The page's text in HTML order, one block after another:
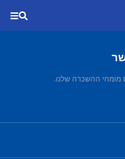
מומחי ההשכרה שלנו.